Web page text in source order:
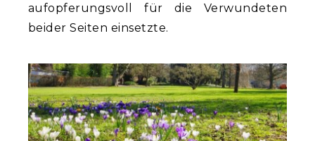
aufopferungsvoll für die Verwundeten
beider Seiten einsetzte.